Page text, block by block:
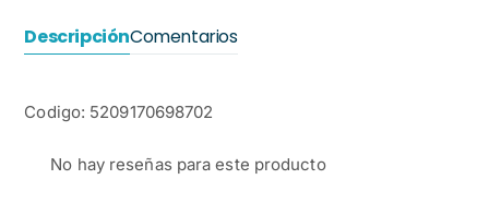
DescripciónComentarios
Codigo: 5209170698702
No hay reseñas para este producto